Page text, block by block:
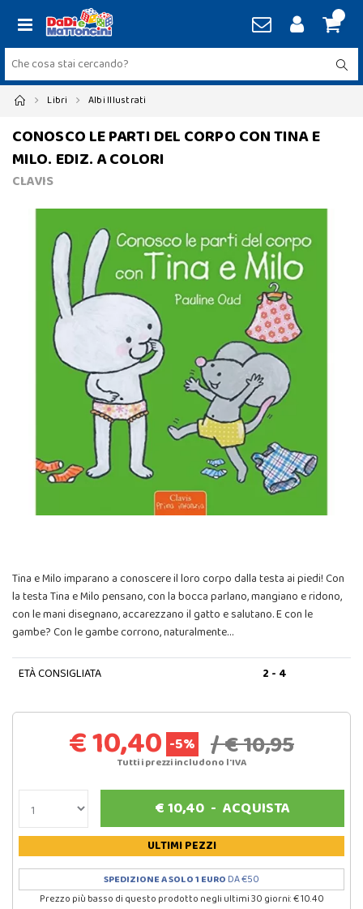
Libri Albi Illustrati
CONOSCO LE PARTI DEL CORPO CON TINA E
MILO. EDIZ. A COLORI
CLAVIS
Tina e Milo imparano a conoscere il loro corpo dalla testa ai piedi! Con
la testa Tina e Milo pensano, con la bocca parlano, mangiano e ridono,
con le mani disegnano, accarezzano il gatto e salutano. E con le
gambe? Con le gambe corrono, naturalmente…
ETÀ CONSIGLIATA 2 - 4
€ 10,40 -5% / € 10,95
Tutti i prezzi includono l'IVA
€10,40- ACQUISTA
ULTIMI PEZZI
SPEDIZIONE A SOLO 1 EURO DA €50
Prezzo più basso di questo prodotto negli ultimi 30 giorni: € 10.40